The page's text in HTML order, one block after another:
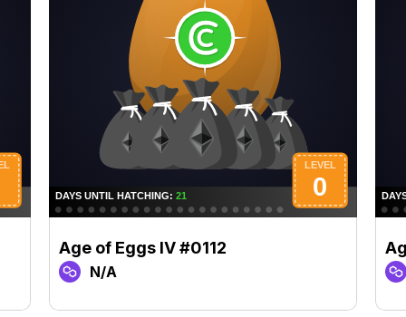
Age of Eggs IV #0112
N/A